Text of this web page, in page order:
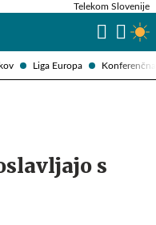
Liga Europa
Telekom Slovenije
s